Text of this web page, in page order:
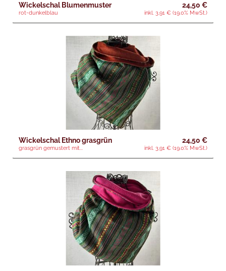
Wickelschal Blumenmuster
rot-dunkelblau
24,50 €
inkl. 3,91 € (19.0% MwSt.)
Wickelschal Ethno grasgrün
grasgrün gemustert mit...
24,50 €
inkl. 3,91 € (19.0% MwSt.)